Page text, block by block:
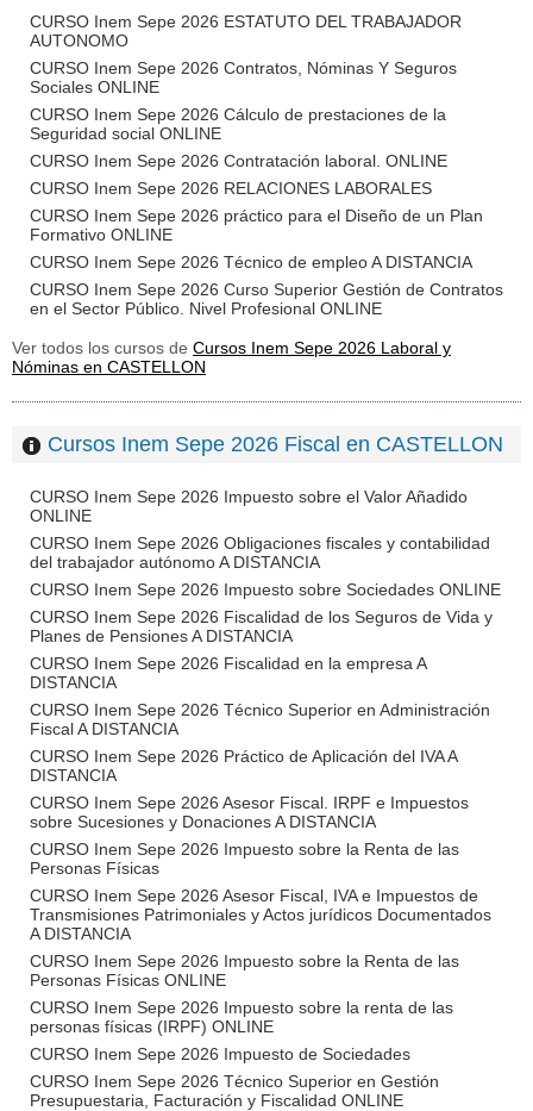
CURSO Inem Sepe 2026 ESTATUTO DEL TRABAJADOR
AUTONOMO
CURSO Inem Sepe 2026 Contratos, Nóminas Y Seguros
Sociales ONLINE
CURSO Inem Sepe 2026 Cálculo de prestaciones de la
Seguridad social ONLINE
CURSO Inem Sepe 2026 Contratación laboral. ONLINE
CURSO Inem Sepe 2026 RELACIONES LABORALES
CURSO Inem Sepe 2026 práctico para el Diseño de un Plan
Formativo ONLINE
CURSO Inem Sepe 2026 Técnico de empleo A DISTANCIA
CURSO Inem Sepe 2026 Curso Superior Gestión de Contratos
en el Sector Público. Nivel Profesional ONLINE
Ver todos los cursos de Cursos Inem Sepe 2026 Laboral y
Nóminas en CASTELLON
Cursos Inem Sepe 2026 Fiscal en CASTELLON
CURSO Inem Sepe 2026 Impuesto sobre el Valor Añadido
ONLINE
CURSO Inem Sepe 2026 Obligaciones fiscales y contabilidad
del trabajador autónomo A DISTANCIA
CURSO Inem Sepe 2026 Impuesto sobre Sociedades ONLINE
CURSO Inem Sepe 2026 Fiscalidad de los Seguros de Vida y
Planes de Pensiones A DISTANCIA
CURSO Inem Sepe 2026 Fiscalidad en la empresa A
DISTANCIA
CURSO Inem Sepe 2026 Técnico Superior en Administración
Fiscal A DISTANCIA
CURSO Inem Sepe 2026 Práctico de Aplicación del IVA A
DISTANCIA
CURSO Inem Sepe 2026 Asesor Fiscal. IRPF e Impuestos
sobre Sucesiones y Donaciones A DISTANCIA
CURSO Inem Sepe 2026 Impuesto sobre la Renta de las
Personas Físicas
CURSO Inem Sepe 2026 Asesor Fiscal, IVA e Impuestos de
Transmisiones Patrimoniales y Actos jurídicos Documentados
A DISTANCIA
CURSO Inem Sepe 2026 Impuesto sobre la Renta de las
Personas Físicas ONLINE
CURSO Inem Sepe 2026 Impuesto sobre la renta de las
personas físicas (IRPF) ONLINE
CURSO Inem Sepe 2026 Impuesto de Sociedades
CURSO Inem Sepe 2026 Técnico Superior en Gestión
Presupuestaria, Facturación y Fiscalidad ONLINE